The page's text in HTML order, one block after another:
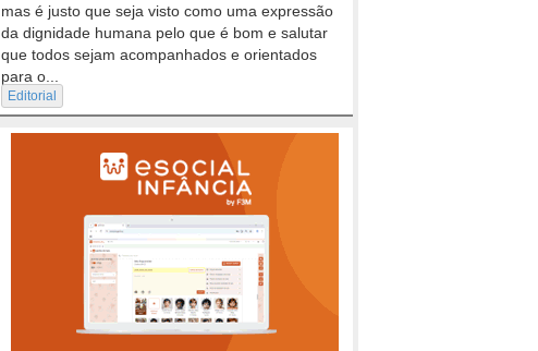
mas é justo que seja visto como uma expressão
da dignidade humana pelo que é bom e salutar
que todos sejam acompanhados e orientados
para o...
Editorial